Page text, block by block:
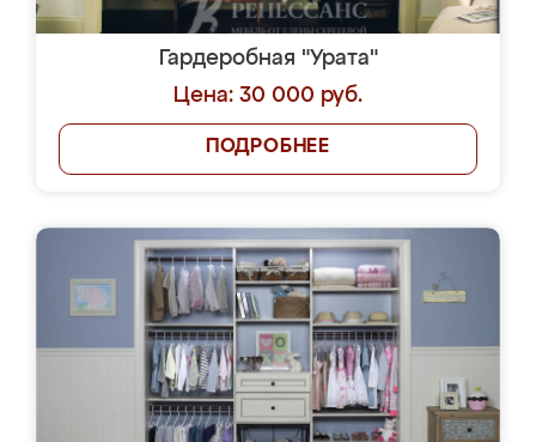
Гардеробная "Урата"
Цена: 30 000 руб.
ПОДРОБНЕЕ